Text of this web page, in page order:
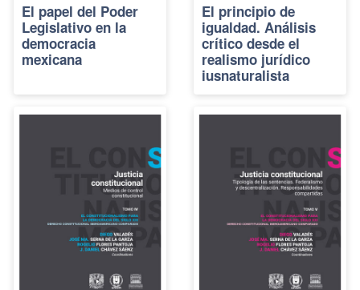
El papel del Poder
Legislativo en la
democracia
mexicana
El principio de
igualdad. Análisis
crítico desde el
realismo jurídico
iusnaturalista